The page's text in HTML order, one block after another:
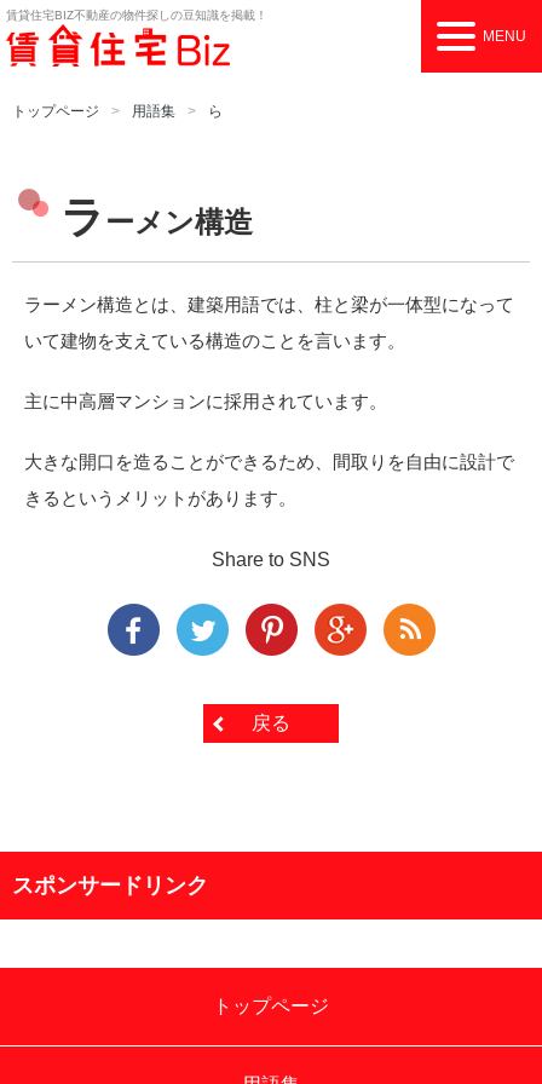
賃貸住宅BIZ不動産の物件探しの豆知識を掲載！
MENU
トップページ 用語集 ら
ラ ーメン構造
ラーメン構造とは、建築用語では、柱と梁が一体型になって
いて建物を支えている構造のことを言います。
主に中高層マンションに採用されています。
大きな開口を造ることができるため、間取りを自由に設計で
きるというメリットがあります。
Share to SNS
戻る
スポンサードリンク
トップページ